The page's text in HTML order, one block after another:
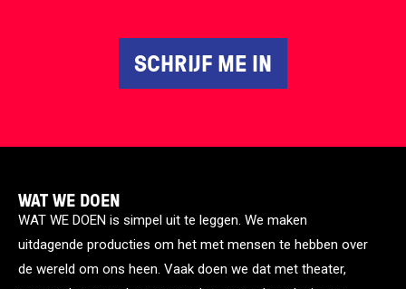
SCHRIJF ME IN
WAT WE DOEN
WAT WE DOEN is simpel uit te leggen. We maken
uitdagende producties om het met mensen te hebben over
de wereld om ons heen. Vaak doen we dat met theater,